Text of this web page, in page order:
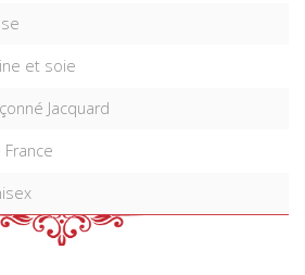
et soie
Jacquard
France